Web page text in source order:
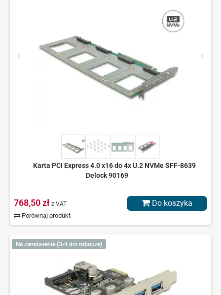
Karta PCI Express 4.0 x16 do 4x U.2 NVMe SFF-8639
Delock 90169
768,50 zł z VAT
Porównaj produkt
Do koszyka
Na zamówienie (3-4 dni robocze)